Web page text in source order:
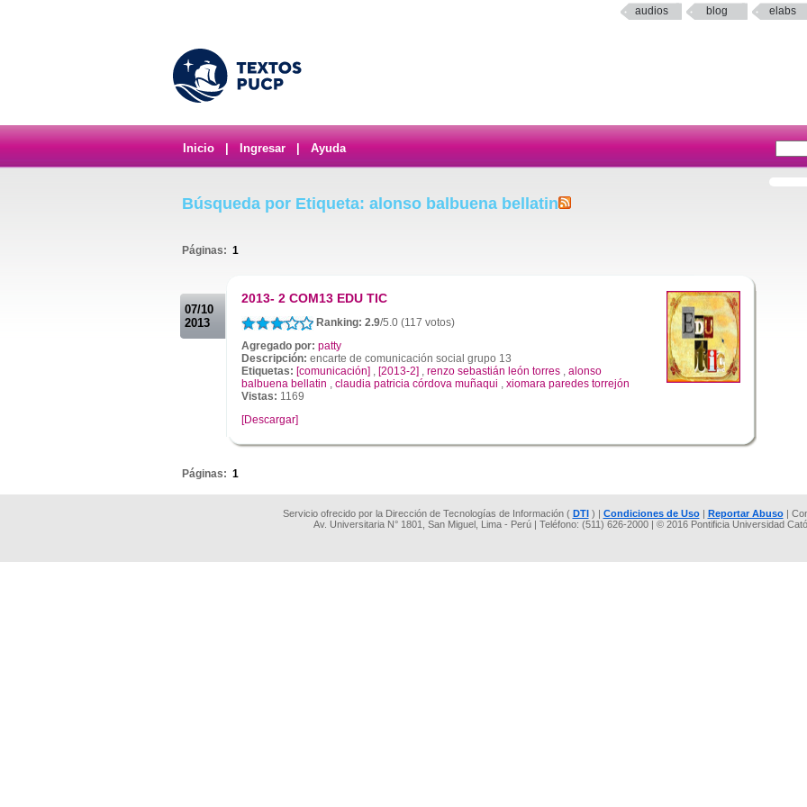
audios blog elabs
Inicio Ingresar Ayuda
Búsqueda por Etiqueta: alonso balbuena bellatin
Páginas: 1
07/10
2013
2013- 2 COM13 EDU TIC
Ranking: 2.9/5.0 (117 votos)
Agregado por: patty
Descripción: encarte de comunicación social grupo 13
Etiquetas: [comunicación] , [2013-2] , renzo sebastián león torres , alonso
balbuena bellatin , claudia patricia córdova muñaqui , xiomara paredes torrejón
Vistas: 1169
[Descargar]
Páginas: 1
Servicio ofrecido por la Dirección de Tecnologías de Información ( DTI) | Condiciones de Uso| Reportar Abuso|
Av. Universitaria N° 1801, San Miguel, Lima - Perú | Teléfono: (511) 626-2000 | © 2016 Pontificia Universidad